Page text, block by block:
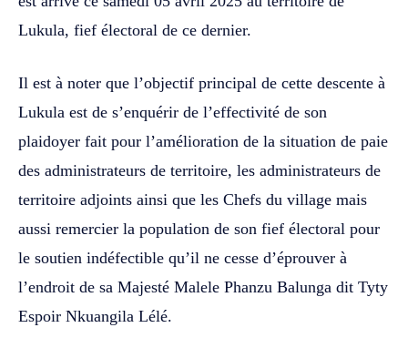
Lukula, fief électoral de ce dernier.
Il est à noter que l’objectif principal de cette descente à
Lukula est de s’enquérir de l’effectivité de son
plaidoyer fait pour l’amélioration de la situation de paie
des administrateurs de territoire, les administrateurs de
territoire adjoints ainsi que les Chefs du village mais
aussi remercier la population de son fief électoral pour
le soutien indéfectible qu’il ne cesse d’éprouver à
l’endroit de sa Majesté Malele Phanzu Balunga dit Tyty
Espoir Nkuangila Lélé.